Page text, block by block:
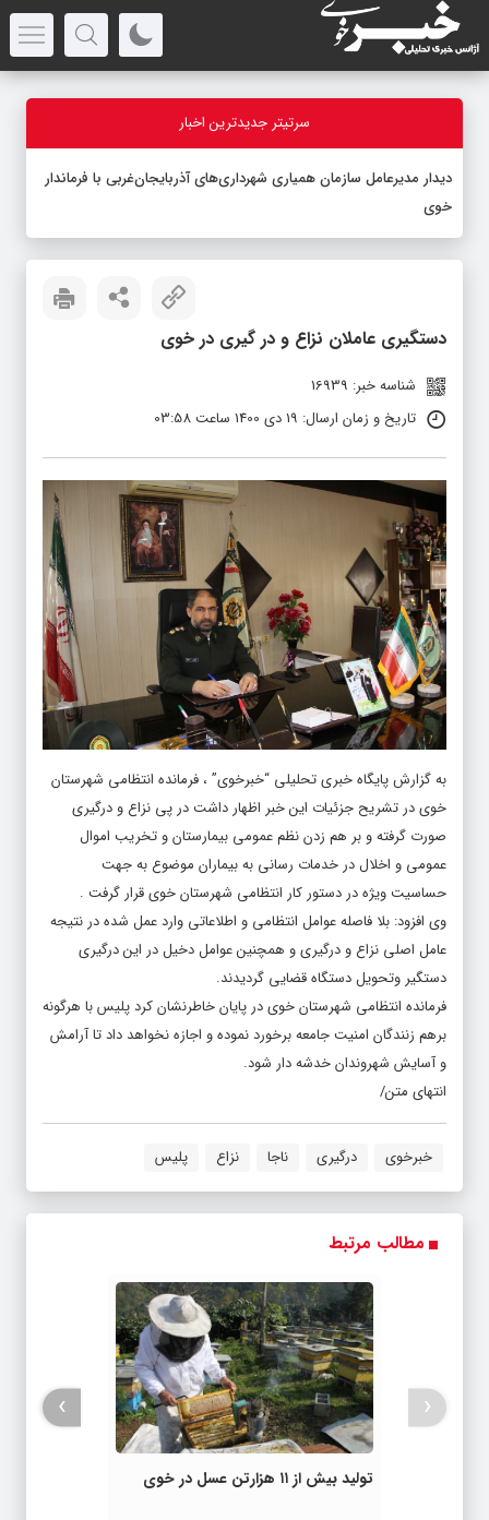
سرتیتر جدیدترین اخبار
دیدار مدیرعامل سازمان همیاری شهرداری‌های آذربایجان‌غربی با فرماندار
خوی
دستگیری عاملان نزاع و در گیری در خوی
شناسه خبر: 16939
تاریخ و زمان ارسال: 19 دی 1400 ساعت 03:58
به گزارش پایگاه خبری تحلیلی “خبرخوی” ، فرمانده انتظامی شهرستان
خوی در تشریح جزئیات این خبر اظهار داشت در پی نزاع و درگیری
صورت گرفته و بر هم زدن نظم عمومی بیمارستان و تخریب اموال
عمومی و اخلال در خدمات رسانی به بیماران موضوع به جهت
حساسیت ویژه در دستور کار انتظامی شهرستان خوی قرار گرفت .
وی افزود: بلا فاصله عوامل انتظامی و اطلاعاتی وارد عمل شده در نتیجه
عامل اصلی نزاع و درگیری و همچنین عوامل دخیل در این درگیری
دستگیر وتحویل دستگاه قضایی گردیدند.
فرمانده انتظامی شهرستان خوی در پایان خاطرنشان کرد پلیس با هرگونه
برهم زنندگان امنیت جامعه برخورد نموده ‌و اجازه نخواهد داد تا آرامش
و آسایش شهروندان خدشه دار شود.
انتهای متن/
خبرخوی درگیری ناجا نزاع پلیس
مطالب مرتبط
تولید بیش از ۱۱ هزارتن عسل در خوی
‹
›